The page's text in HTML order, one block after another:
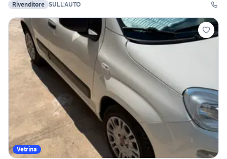
Rivenditore SULL'AUTO
Vetrina